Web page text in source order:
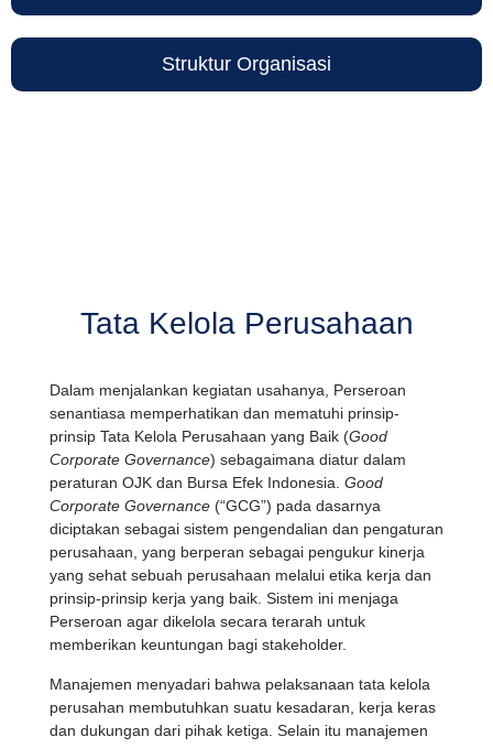
Struktur Organisasi
Tata Kelola Perusahaan
Dalam menjalankan kegiatan usahanya, Perseroan
senantiasa memperhatikan dan mematuhi prinsip-
prinsip Tata Kelola Perusahaan yang Baik (Good
Corporate Governance) sebagaimana diatur dalam
peraturan OJK dan Bursa Efek Indonesia. Good
Corporate Governance(“GCG”) pada dasarnya
diciptakan sebagai sistem pengendalian dan pengaturan
perusahaan, yang berperan sebagai pengukur kinerja
yang sehat sebuah perusahaan melalui etika kerja dan
prinsip-prinsip kerja yang baik. Sistem ini menjaga
Perseroan agar dikelola secara terarah untuk
memberikan keuntungan bagi stakeholder.
Manajemen menyadari bahwa pelaksanaan tata kelola
perusahan membutuhkan suatu kesadaran, kerja keras
dan dukungan dari pihak ketiga. Selain itu manajemen